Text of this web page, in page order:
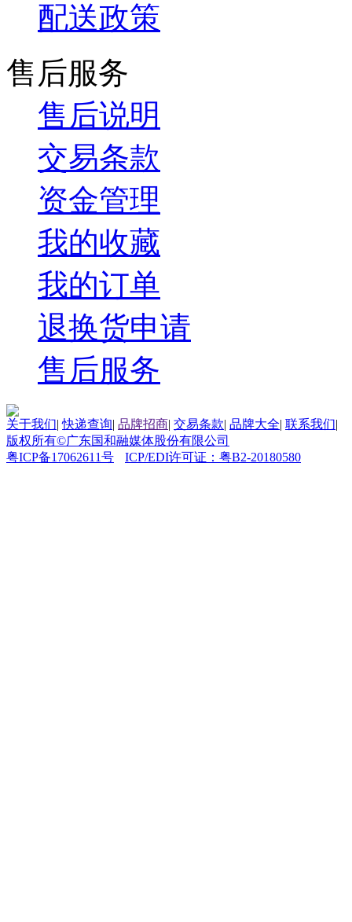
配送政策
售后服务
售后说明
交易条款
资金管理
我的收藏
我的订单
退换货申请
售后服务
关于我们|快递查询| 品牌招商| 交易条款| 品牌大全| 联系我们|
版权所有©广东国和融媒体股份有限公司
粤ICP备17062611号
ICP/EDI许可证：粤B2-20180580